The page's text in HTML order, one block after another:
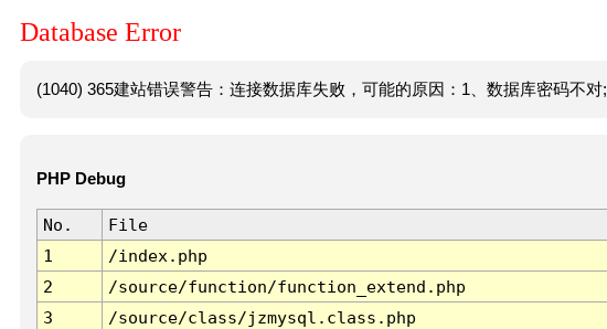
Database Error
(1040) 365建站错误警告：连接数据库失败，可能的原因：1、数据库密码不对;
PHP Debug
No. File
1
/index.php
2
/source/function/function_extend.php
3
/source/class/jzmysql.class.php